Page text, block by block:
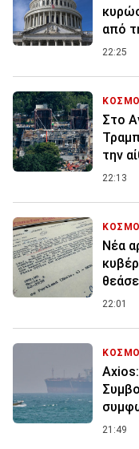
από
22:25
Στο
την
22:13
Νέα
22:01
Axios:
21:49